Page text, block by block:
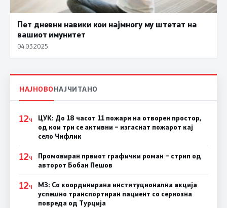
Пет дневни навики кои најмногу му штетат на
вашиот имунитет
04.03.2025
НАЈНОВОНАЈЧИТАНО
12Ч
ЦУК: До 18 часот 11 пожари на отворен простор,
од кои три се активни – изгаснат пожарот кај
село Чифлик
12Ч
Промовиран првиот графички роман – стрип од
авторот Бобан Пешов
12Ч
МЗ: Со координирана институционална акција
успешно транспортиран пациент со сериозна
повреда од Турција